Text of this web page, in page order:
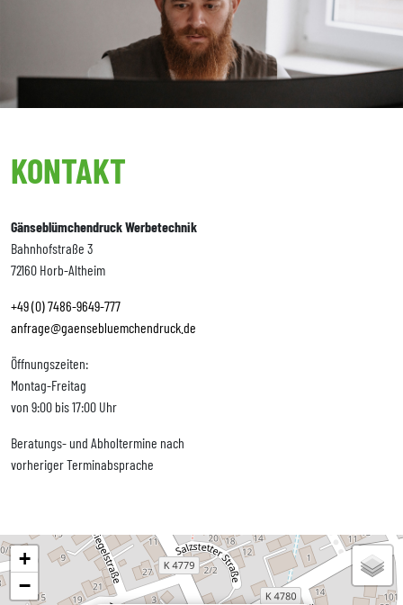
KONTAKT
Gänseblümchendruck Werbetechnik
Bahnhofstraße 3
72160 Horb-Altheim
+49 (0) 7486-9649-777
anfrage@gaensebluemchendruck.de
Öffnungszeiten:
Montag-Freitag
von 9:00 bis 17:00 Uhr
Beratungs- und Abholtermine nach
vorheriger Terminabsprache
+
−